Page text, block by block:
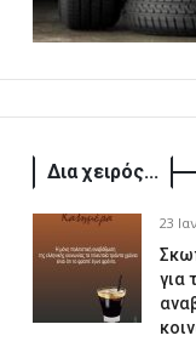
Δια χειρός...
23
για